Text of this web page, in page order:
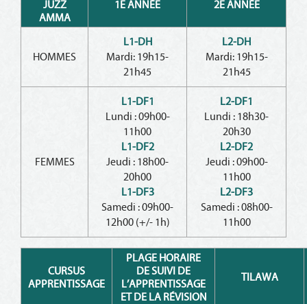
JUZZ
AMMA
1E ANNÉE 2E ANNÉE
HOMMES
L1-DH
Mardi: 19h15-
21h45
L2-DH
Mardi: 19h15-
21h45
FEMMES
L1-DF1
Lundi : 09h00-
11h00
L1-DF2
Jeudi : 18h00-
20h00
L1-DF3
Samedi : 09h00-
12h00 (+/- 1h)
L2-DF1
Lundi : 18h30-
20h30
L2-DF2
Jeudi : 09h00-
11h00
L2-DF3
Samedi : 08h00-
11h00
CURSUS
APPRENTISSAGE
PLAGE HORAIRE
DE SUIVI DE
L’APPRENTISSAGE
ET DE LA RÉVISION
TILAWA